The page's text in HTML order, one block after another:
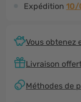
Expédition
Vous obtenez
Livraison
Méthodes de